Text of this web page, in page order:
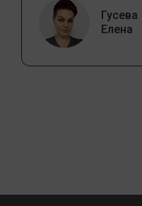
Гусева
Елена